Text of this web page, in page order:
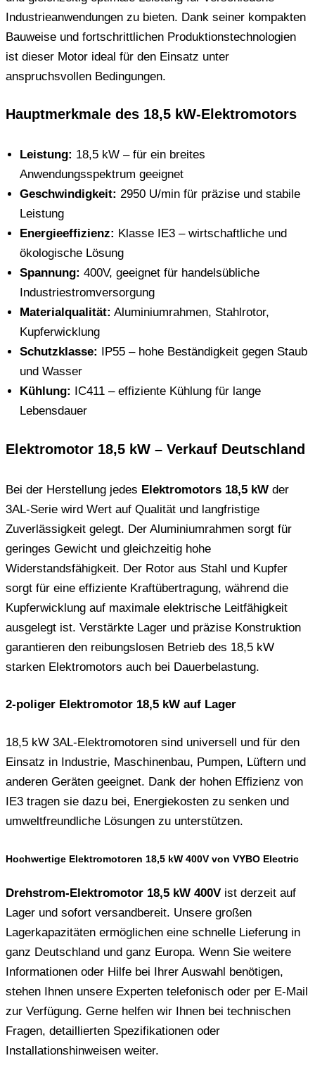
Industrieanwendungen zu bieten. Dank seiner kompakten
Bauweise und fortschrittlichen Produktionstechnologien
ist dieser Motor ideal für den Einsatz unter
anspruchsvollen Bedingungen.
Hauptmerkmale des 18,5 kW-Elektromotors
Leistung: 18,5 kW – für ein breites
Anwendungsspektrum geeignet
Geschwindigkeit: 2950 U/min für präzise und stabile
Leistung
Energieeffizienz: Klasse IE3 – wirtschaftliche und
ökologische Lösung
Spannung: 400V, geeignet für handelsübliche
Industriestromversorgung
Materialqualität: Aluminiumrahmen, Stahlrotor,
Kupferwicklung
Schutzklasse:
IP55 – hohe Beständigkeit gegen Staub
und Wasser
Kühlung:
IC411 – effiziente Kühlung für lange
Lebensdauer
Elektromotor 18,5 kW – Verkauf Deutschland
Bei der Herstellung jedes Elektromotors 18,5 kW der
3AL-Serie wird Wert auf Qualität und langfristige
Zuverlässigkeit gelegt. Der Aluminiumrahmen sorgt für
geringes Gewicht und gleichzeitig hohe
Widerstandsfähigkeit. Der Rotor aus Stahl und Kupfer
sorgt für eine effiziente Kraftübertragung, während die
Kupferwicklung auf maximale elektrische Leitfähigkeit
ausgelegt ist. Verstärkte Lager und präzise Konstruktion
garantieren den reibungslosen Betrieb des 18,5 kW
starken Elektromotors auch bei Dauerbelastung.
2-poliger Elektromotor 18,5 kW auf Lager
18,5 kW 3AL-Elektromotoren sind universell und für den
Einsatz in Industrie, Maschinenbau, Pumpen, Lüftern und
anderen Geräten geeignet. Dank der hohen Effizienz von
IE3 tragen sie dazu bei, Energiekosten zu senken und
umweltfreundliche Lösungen zu unterstützen.
Hochwertige Elektromotoren 18,5 kW 400V von VYBO Electric
Drehstrom-Elektromotor 18,5 kW 400V ist derzeit auf
Lager und sofort versandbereit. Unsere großen
Lagerkapazitäten ermöglichen eine schnelle Lieferung in
ganz Deutschland und ganz Europa. Wenn Sie weitere
Informationen oder Hilfe bei Ihrer Auswahl benötigen,
stehen Ihnen unsere Experten telefonisch oder per E-Mail
zur Verfügung. Gerne helfen wir Ihnen bei technischen
Fragen, detaillierten Spezifikationen oder
Installationshinweisen weiter.